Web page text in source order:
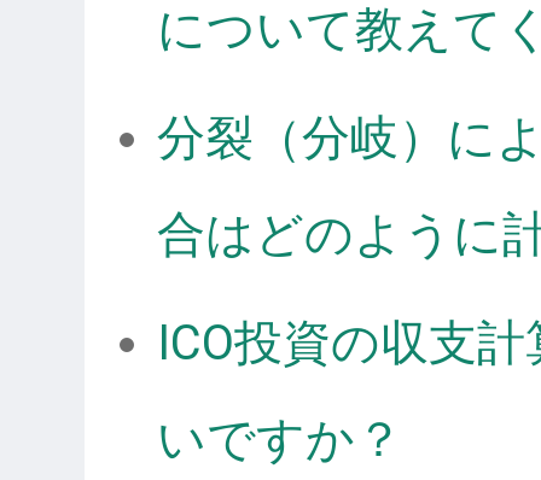
について教えて
分裂（分岐）に
合はどのように
ICO投資の収支
いですか？